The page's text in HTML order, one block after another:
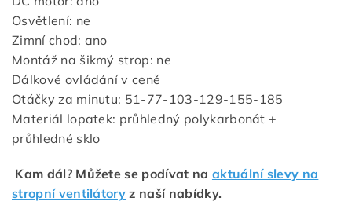
Osvětlení: ne
Zimní chod: ano
Montáž na šikmý strop: ne
Dálkové ovládání v ceně
Otáčky za minutu: 51-77-103-129-155-185
Materiál lopatek: průhledný polykarbonát +
průhledné sklo
Kam dál? Můžete se podívat na aktuální slevy na
stropní ventilátory z naší nabídky.